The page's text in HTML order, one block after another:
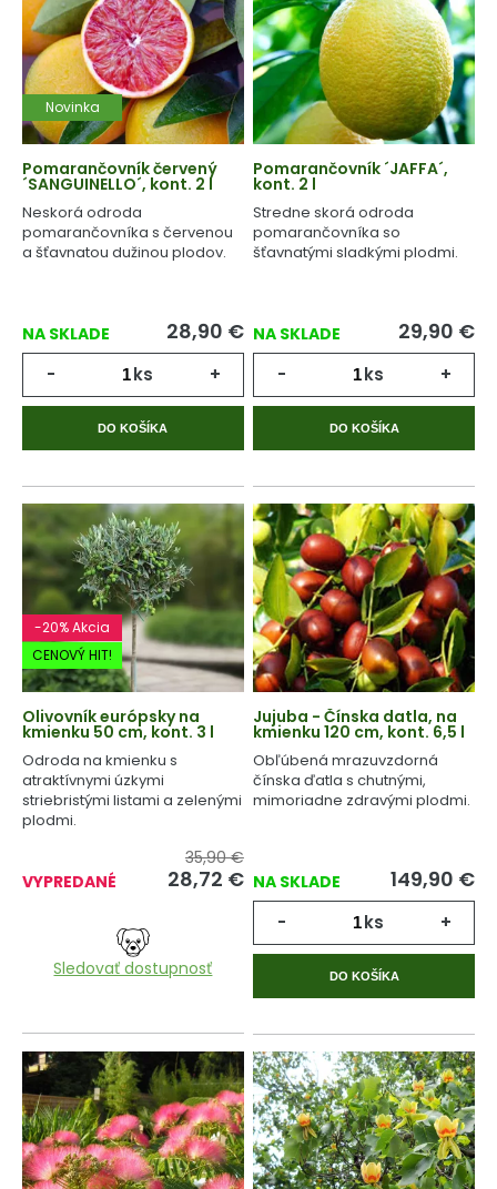
Novinka
Pomarančovník červený
´SANGUINELLO´, kont. 2 l
Neskorá odroda
pomarančovníka s červenou
a šťavnatou dužinou plodov.
NA SKLADE 28,90 €
- ks +
DO KOŠÍKA
Pomarančovník ´JAFFA´,
kont. 2 l
Stredne skorá odroda
pomarančovníka so
šťavnatými sladkými plodmi.
NA SKLADE 29,90 €
- ks +
DO KOŠÍKA
-20% Akcia
CENOVÝ HIT!
Olivovník európsky na
kmienku 50 cm, kont. 3 l
Odroda na kmienku s
atraktívnymi úzkymi
striebristými listami a zelenými
plodmi.
VYPREDANÉ
35,90 €
28,72 €
Sledovať dostupnosť
Jujuba - Čínska datla, na
kmienku 120 cm, kont. 6,5 l
Obľúbená mrazuvzdorná
čínska ďatla s chutnými,
mimoriadne zdravými plodmi.
NA SKLADE 149,90 €
- ks +
DO KOŠÍKA